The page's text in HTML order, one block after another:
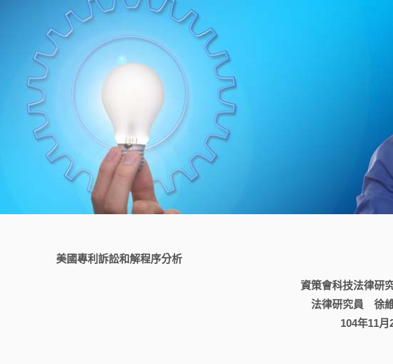
美國專利訴訟和解程序分析
資策會科技法律研
法律研究員 徐
104年11月